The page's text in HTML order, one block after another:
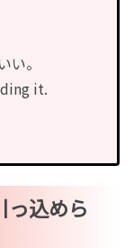
。
it.
っ込めら